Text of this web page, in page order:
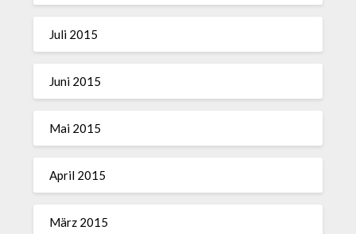
Juli 2015
Juni 2015
Mai 2015
April 2015
März 2015